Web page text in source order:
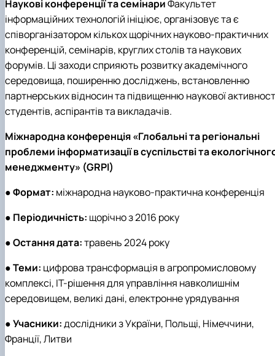
Наукові конференції та семінариФакультет
інформаційних технологій ініціює, організовує та є
співорганізатором кількох щорічних науково-практичних
конференцій, семінарів, круглих столів та наукових
форумів. Ці заходи сприяють розвитку академічного
середовища, поширенню досліджень, встановленню
партнерських відносин та підвищенню наукової
студентів, аспірантів та викладачів.
Міжнародна конференція «Глобальні та регіональні
проблеми інформатизації в суспільстві та
менеджменту» (GRPI)
●Формат: міжнародна науково-практична конференція
● Періодичність: щорічно з 2016 року
●Остання дата:травень 2024 року
●Теми: цифрова трансформація в агропромисловому
комплексі, ІТ-рішення для управління навколишнім
середовищем, великі дані, електронне урядування
●Учасники:дослідники з України, Польщі, Німеччини,
Франції, Литви